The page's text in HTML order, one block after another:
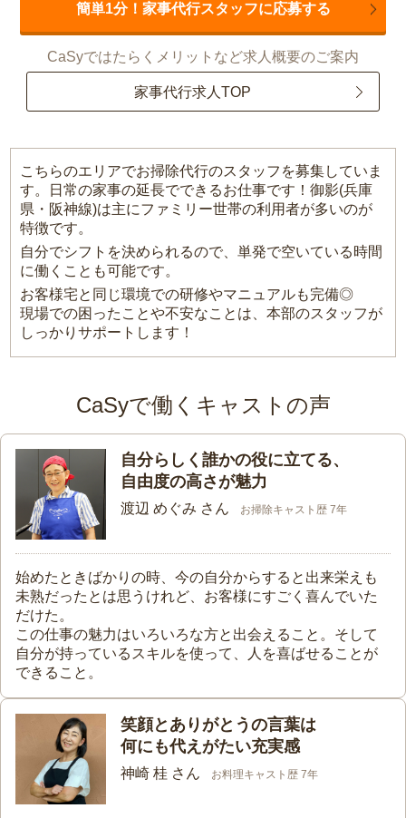
簡単1分！家事代行スタッフに応募する
CaSyではたらくメリットなど求人概要のご案内
家事代行求人TOP
こちらのエリアでお掃除代行のスタッフを募集していま
す。日常の家事の延長でできるお仕事です！御影(兵庫
県・阪神線)は主にファミリー世帯の利用者が多いのが
特徴です。
自分でシフトを決められるので、単発で空いている時間
に働くことも可能です。
お客様宅と同じ環境での研修やマニュアルも完備◎
現場での困ったことや不安なことは、本部のスタッフが
しっかりサポートします！
CaSyで働くキャストの声
自分らしく誰かの役に立てる、
自由度の高さが魅力
渡辺 めぐみ さん お掃除キャスト歴 7年
始めたときばかりの時、今の自分からすると出来栄えも
未熟だったとは思うけれど、お客様にすごく喜んでいた
だけた。
この仕事の魅力はいろいろな方と出会えること。そして
自分が持っているスキルを使って、人を喜ばせることが
できること。
笑顔とありがとうの言葉は
何にも代えがたい充実感
神崎 桂 さん お料理キャスト歴 7年